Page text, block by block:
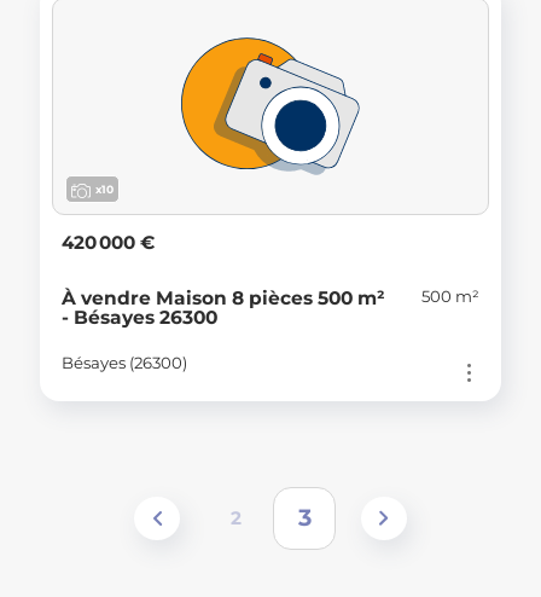
x10
420 000 €
À vendre Maison 8 pièces 500 m²
- Bésayes 26300
500 m²
Bésayes (26300)
2 3